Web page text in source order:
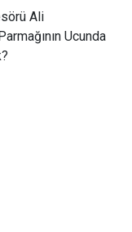
Ali
Ucunda